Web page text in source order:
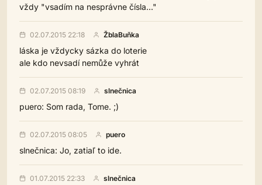
vždy "vsadím na nesprávne čísla..."
02.07.2015 22:18 ŽblaBuňka
láska je vždycky sázka do loterie
ale kdo nevsadí nemůže vyhrát
02.07.2015 08:19 slnečnica
puero: Som rada, Tome. ;)
02.07.2015 08:05 puero
slnečnica: Jo, zatiaľ to ide.
01.07.2015 22:33 slnečnica